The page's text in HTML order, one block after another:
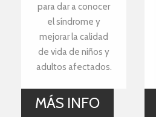
para dar a conocer
el síndrome y
mejorar la calidad
de vida de niños y
adultos afectados.
MÁS INFO